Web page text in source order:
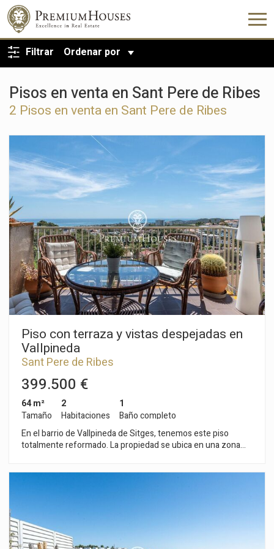
Filtrar Ordenar por
Pisos en venta en Sant Pere de Ribes
2 Pisos en venta en Sant Pere de Ribes
VOLVER A LA BÚSQUEDA
Piso con terraza y vistas despejadas en
Vallpineda
Sant Pere de Ribes
399.500 €
64 m²
Tamaño
2
Habitaciones
1
Baño completo
En el barrio de Vallpineda de Sitges, tenemos este piso
totalmente reformado. La propiedad se ubica en una zona
ducha da servicio a todo el piso. El piso se encuentra en una
comunidad con piscina comunitaria y plaza de parking no